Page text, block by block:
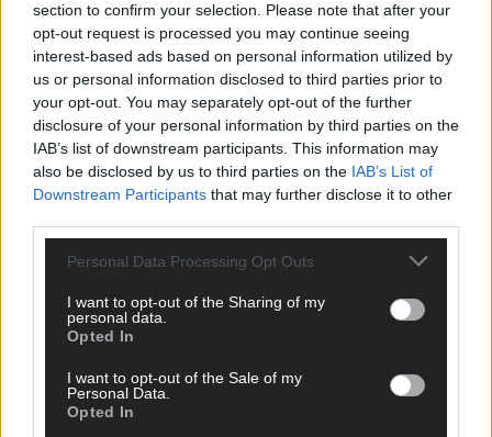
section to confirm your selection. Please note that after your
opt-out request is processed you may continue seeing
interest-based ads based on personal information utilized by
us or personal information disclosed to third parties prior to
your opt-out. You may separately opt-out of the further
disclosure of your personal information by third parties on the
IAB’s list of downstream participants. This information may
also be disclosed by us to third parties on the IAB’s List of
Downstream Participants that may further disclose it to other
Personal Data Processing Opt Outs
I want to opt-out of the Sharing of my
personal data.
Opted In
I want to opt-out of the Sale of my
Personal Data.
Opted In
Über Redaktion | FLASH UP 22529 Artikel
Hier schreiben, posten und kuratieren unsere Redakteur alles,